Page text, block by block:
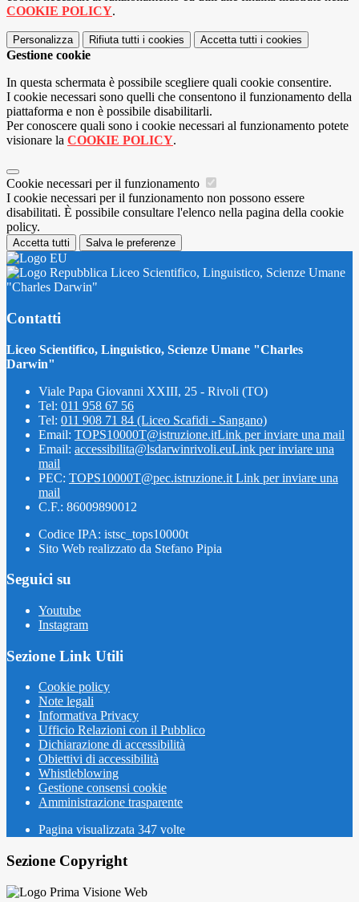
COOKIE POLICY.
Personalizza Rifiuta tutti i cookies Accetta tutti i cookies
Gestione cookie
In questa schermata è possibile scegliere quali cookie consentire.
I cookie necessari sono quelli che consentono il funzionamento della
piattaforma e non è possibile disabilitarli.
Per conoscere quali sono i cookie necessari al funzionamento potete
visionare la COOKIE POLICY.
Cookie necessari per il funzionamento
I cookie necessari per il funzionamento non possono essere
disabilitati. È possibile consultare l'elenco nella pagina della cookie
policy.
Accetta tutti Salva le preferenze
Liceo Scientifico, Linguistico, Scienze Umane
"Charles Darwin"
Contatti
Liceo Scientifico, Linguistico, Scienze Umane "Charles
Darwin"
Viale Papa Giovanni XXIII, 25 - Rivoli (TO)
Tel: 011 958 67 56
Tel: 011 908 71 84 (Liceo Scafidi - Sangano)
Email: TOPS10000T@istruzione.itLink per inviare una mail
Email: accessibilita@lsdarwinrivoli.euLink per inviare una
mail
PEC: TOPS10000T@pec.istruzione.it Link per inviare una
mail
C.F.: 86009890012
Codice IPA: istsc_tops10000t
Sito Web realizzato da Stefano Pipia
Seguici su
Youtube
Instagram
Sezione Link Utili
Cookie policy
Note legali
Informativa Privacy
Ufficio Relazioni con il Pubblico
Dichiarazione di accessibilità
Obiettivi di accessibilità
Whistleblowing
Gestione consensi cookie
Amministrazione trasparente
Pagina visualizzata 347 volte
Sezione Copyright